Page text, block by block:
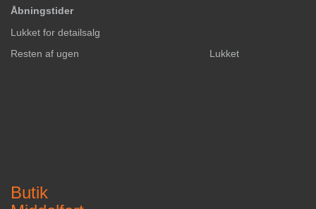
Åbningstider
Lukket for detailsalg
Resten af ugen
Lukket
Butik